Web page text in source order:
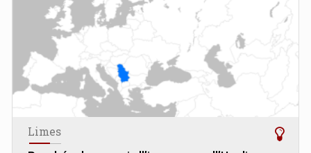
Limes